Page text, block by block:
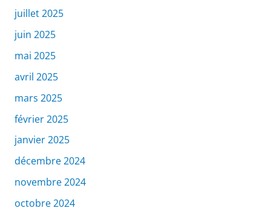
juillet 2025
juin 2025
mai 2025
avril 2025
mars 2025
février 2025
janvier 2025
décembre 2024
novembre 2024
octobre 2024